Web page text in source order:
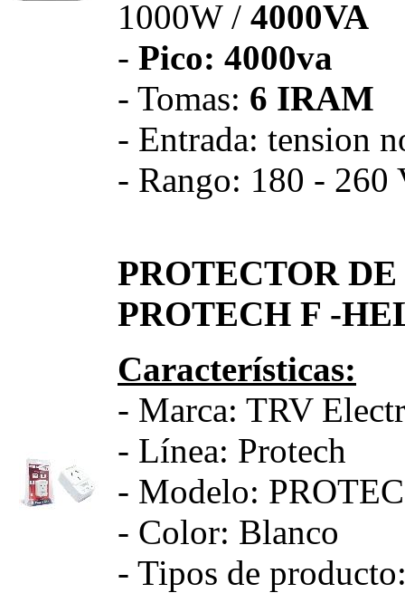
1000W / 4000VA
- Pico: 4000va
- Tomas: 6 IRAM
- Entrada: tension
- Rango: 180 - 260
PROTECTOR
PROTECH F -
Características:
- Marca: TRV
- Línea: Protech
- Modelo:
- Color: Blanco
- Tipos de